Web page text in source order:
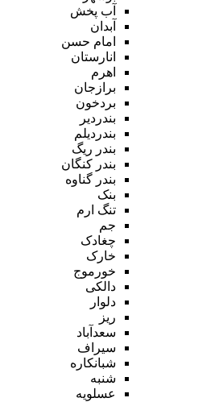
آب پخش
آبدان
امام حسن
انارستان
اهرم
برازجان
بردخون
بندردیر
بندردیلم
بندر ریگ
بندر کنگان
بندر گناوه
بنک
تنگ ارم
جم
چغادک
خارک
خورموج
دالکی
دلوار
ریز
سعدآباد
سیراف
شبانکاره
شنبه
عسلویه